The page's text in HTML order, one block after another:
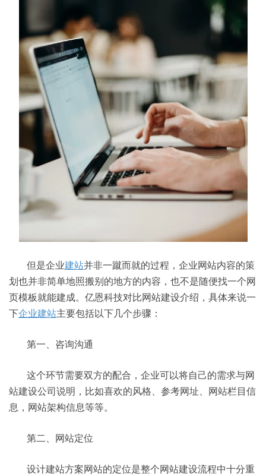
但是企业建站并非一蹴而就的过程，企业网站内容的策
划也并非简单地照搬别的地方的内容，也不是随便找一个网
页模板就能建成。亿恩科技对比网站建设介绍，具体来说一
下企业建站主要包括以下几个步骤：
第一、咨询沟通
这个环节需要双方的配合，企业可以将自己的需求与网
站建设公司说明，比如喜欢的风格、参考网址、网站栏目信
息，网站架构信息等等。
第二、网站定位
设计建站方案网站的定位是整个网站建设流程中十分重